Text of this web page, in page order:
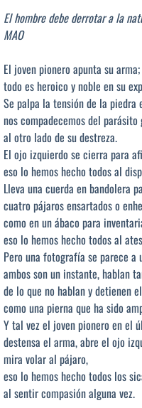
El hombre debe derrotar a la
MAO
El joven pionero apunta su arma;
todo es heroico y noble en su
Se palpa la tensión de la piedra
nos compadecemos del parásito
al otro lado de su destreza.
El ojo izquierdo se cierra para
eso lo hemos hecho todos al
Lleva una cuerda en bandolera
cuatro pájaros ensartados o
como en un ábaco para
eso lo hemos hecho todos al
Pero una fotografía se parece a
ambos son un instante, hablan
de lo que no hablan y detienen
como una pierna que ha sido
Y tal vez el joven pionero en el
destensa el arma, abre el ojo
mira volar al pájaro,
eso lo hemos hecho todos los
al sentir compasión alguna vez.